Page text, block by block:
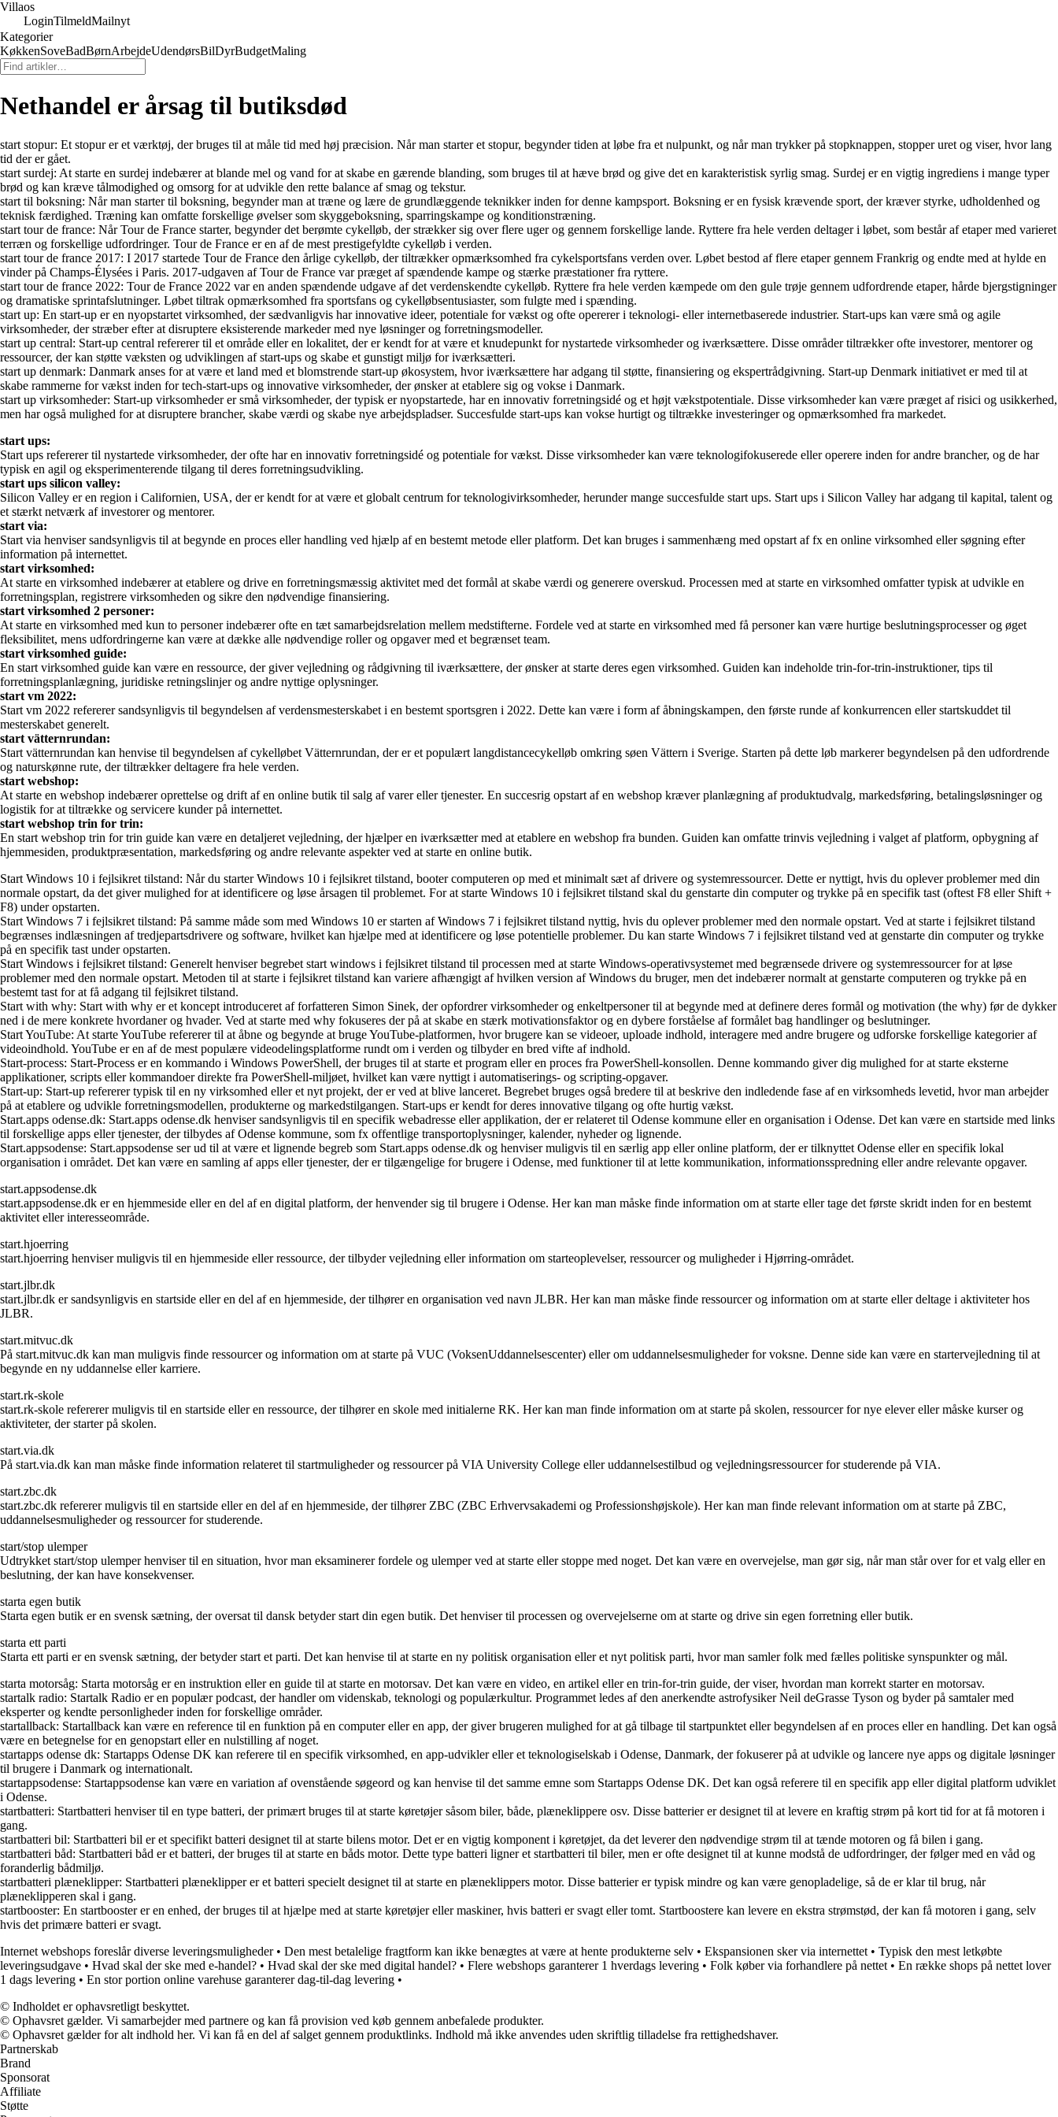
Villaos
LoginTilmeldMailnyt
Kategorier
KøkkenSoveBadBørnArbejdeUdendørsBilDyrBudgetMaling
Nethandel er årsag til butiksdød
start stopur: Et stopur er et værktøj, der bruges til at måle tid med høj præcision. Når man starter et stopur, begynder tiden at løbe fra et nulpunkt, og når man trykker på stopknappen, stopper uret og viser, hvor lang
tid der er gået.
start surdej: At starte en surdej indebærer at blande mel og vand for at skabe en gærende blanding, som bruges til at hæve brød og give det en karakteristisk syrlig smag. Surdej er en vigtig ingrediens i mange typer
brød og kan kræve tålmodighed og omsorg for at udvikle den rette balance af smag og tekstur.
start til boksning: Når man starter til boksning, begynder man at træne og lære de grundlæggende teknikker inden for denne kampsport. Boksning er en fysisk krævende sport, der kræver styrke, udholdenhed og
teknisk færdighed. Træning kan omfatte forskellige øvelser som skyggeboksning, sparringskampe og konditionstræning.
start tour de france: Når Tour de France starter, begynder det berømte cykelløb, der strækker sig over flere uger og gennem forskellige lande. Ryttere fra hele verden deltager i løbet, som består af etaper med varieret
terræn og forskellige udfordringer. Tour de France er en af de mest prestigefyldte cykelløb i verden.
start tour de france 2017: I 2017 startede Tour de France den årlige cykelløb, der tiltrækker opmærksomhed fra cykelsportsfans verden over. Løbet bestod af flere etaper gennem Frankrig og endte med at hylde en
vinder på Champs-Élysées i Paris. 2017-udgaven af Tour de France var præget af spændende kampe og stærke præstationer fra ryttere.
start tour de france 2022: Tour de France 2022 var en anden spændende udgave af det verdenskendte cykelløb. Ryttere fra hele verden kæmpede om den gule trøje gennem udfordrende etaper, hårde bjergstigninger
og dramatiske sprintafslutninger. Løbet tiltrak opmærksomhed fra sportsfans og cykelløbsentusiaster, som fulgte med i spænding.
start up: En start-up er en nyopstartet virksomhed, der sædvanligvis har innovative ideer, potentiale for vækst og ofte opererer i teknologi- eller internetbaserede industrier. Start-ups kan være små og agile
virksomheder, der stræber efter at disruptere eksisterende markeder med nye løsninger og forretningsmodeller.
start up central: Start-up central refererer til et område eller en lokalitet, der er kendt for at være et knudepunkt for nystartede virksomheder og iværksættere. Disse områder tiltrækker ofte investorer, mentorer og
ressourcer, der kan støtte væksten og udviklingen af start-ups og skabe et gunstigt miljø for iværksætteri.
start up denmark: Danmark anses for at være et land med et blomstrende start-up økosystem, hvor iværksættere har adgang til støtte, finansiering og ekspertrådgivning. Start-up Denmark initiativet er med til at
skabe rammerne for vækst inden for tech-start-ups og innovative virksomheder, der ønsker at etablere sig og vokse i Danmark.
start up virksomheder: Start-up virksomheder er små virksomheder, der typisk er nyopstartede, har en innovativ forretningsidé og et højt vækstpotentiale. Disse virksomheder kan være præget af risici og usikkerhed,
men har også mulighed for at disruptere brancher, skabe værdi og skabe nye arbejdspladser. Succesfulde start-ups kan vokse hurtigt og tiltrække investeringer og opmærksomhed fra markedet.
start ups:
Start ups refererer til nystartede virksomheder, der ofte har en innovativ forretningsidé og potentiale for vækst. Disse virksomheder kan være teknologifokuserede eller operere inden for andre brancher, og de har
typisk en agil og eksperimenterende tilgang til deres forretningsudvikling.
start ups silicon valley:
Silicon Valley er en region i Californien, USA, der er kendt for at være et globalt centrum for teknologivirksomheder, herunder mange succesfulde start ups. Start ups i Silicon Valley har adgang til kapital, talent og
et stærkt netværk af investorer og mentorer.
start via:
Start via henviser sandsynligvis til at begynde en proces eller handling ved hjælp af en bestemt metode eller platform. Det kan bruges i sammenhæng med opstart af fx en online virksomhed eller søgning efter
information på internettet.
start virksomhed:
At starte en virksomhed indebærer at etablere og drive en forretningsmæssig aktivitet med det formål at skabe værdi og generere overskud. Processen med at starte en virksomhed omfatter typisk at udvikle en
forretningsplan, registrere virksomheden og sikre den nødvendige finansiering.
start virksomhed 2 personer:
At starte en virksomhed med kun to personer indebærer ofte en tæt samarbejdsrelation mellem medstifterne. Fordele ved at starte en virksomhed med få personer kan være hurtige beslutningsprocesser og øget
fleksibilitet, mens udfordringerne kan være at dække alle nødvendige roller og opgaver med et begrænset team.
start virksomhed guide:
En start virksomhed guide kan være en ressource, der giver vejledning og rådgivning til iværksættere, der ønsker at starte deres egen virksomhed. Guiden kan indeholde trin-for-trin-instruktioner, tips til
forretningsplanlægning, juridiske retningslinjer og andre nyttige oplysninger.
start vm 2022:
Start vm 2022 refererer sandsynligvis til begyndelsen af verdensmesterskabet i en bestemt sportsgren i 2022. Dette kan være i form af åbningskampen, den første runde af konkurrencen eller startskuddet til
mesterskabet generelt.
start vätternrundan:
Start vätternrundan kan henvise til begyndelsen af cykelløbet Vätternrundan, der er et populært langdistancecykelløb omkring søen Vättern i Sverige. Starten på dette løb markerer begyndelsen på den udfordrende
og naturskønne rute, der tiltrækker deltagere fra hele verden.
start webshop:
At starte en webshop indebærer oprettelse og drift af en online butik til salg af varer eller tjenester. En succesrig opstart af en webshop kræver planlægning af produktudvalg, markedsføring, betalingsløsninger og
logistik for at tiltrække og servicere kunder på internettet.
start webshop trin for trin:
En start webshop trin for trin guide kan være en detaljeret vejledning, der hjælper en iværksætter med at etablere en webshop fra bunden. Guiden kan omfatte trinvis vejledning i valget af platform, opbygning af
hjemmesiden, produktpræsentation, markedsføring og andre relevante aspekter ved at starte en online butik.
Start Windows 10 i fejlsikret tilstand: Når du starter Windows 10 i fejlsikret tilstand, booter computeren op med et minimalt sæt af drivere og systemressourcer. Dette er nyttigt, hvis du oplever problemer med din
normale opstart, da det giver mulighed for at identificere og løse årsagen til problemet. For at starte Windows 10 i fejlsikret tilstand skal du genstarte din computer og trykke på en specifik tast (oftest F8 eller Shift +
F8) under opstarten.
Start Windows 7 i fejlsikret tilstand: På samme måde som med Windows 10 er starten af Windows 7 i fejlsikret tilstand nyttig, hvis du oplever problemer med den normale opstart. Ved at starte i fejlsikret tilstand
begrænses indlæsningen af tredjepartsdrivere og software, hvilket kan hjælpe med at identificere og løse potentielle problemer. Du kan starte Windows 7 i fejlsikret tilstand ved at genstarte din computer og trykke
på en specifik tast under opstarten.
Start Windows i fejlsikret tilstand: Generelt henviser begrebet start windows i fejlsikret tilstand til processen med at starte Windows-operativsystemet med begrænsede drivere og systemressourcer for at løse
problemer med den normale opstart. Metoden til at starte i fejlsikret tilstand kan variere afhængigt af hvilken version af Windows du bruger, men det indebærer normalt at genstarte computeren og trykke på en
bestemt tast for at få adgang til fejlsikret tilstand.
Start with why: Start with why er et koncept introduceret af forfatteren Simon Sinek, der opfordrer virksomheder og enkeltpersoner til at begynde med at definere deres formål og motivation (the why) før de dykker
ned i de mere konkrete hvordaner og hvader. Ved at starte med why fokuseres der på at skabe en stærk motivationsfaktor og en dybere forståelse af formålet bag handlinger og beslutninger.
Start YouTube: At starte YouTube refererer til at åbne og begynde at bruge YouTube-platformen, hvor brugere kan se videoer, uploade indhold, interagere med andre brugere og udforske forskellige kategorier af
videoindhold. YouTube er en af de mest populære videodelingsplatforme rundt om i verden og tilbyder en bred vifte af indhold.
Start-process: Start-Process er en kommando i Windows PowerShell, der bruges til at starte et program eller en proces fra PowerShell-konsollen. Denne kommando giver dig mulighed for at starte eksterne
applikationer, scripts eller kommandoer direkte fra PowerShell-miljøet, hvilket kan være nyttigt i automatiserings- og scripting-opgaver.
Start-up: Start-up refererer typisk til en ny virksomhed eller et nyt projekt, der er ved at blive lanceret. Begrebet bruges også bredere til at beskrive den indledende fase af en virksomheds levetid, hvor man arbejder
på at etablere og udvikle forretningsmodellen, produkterne og markedstilgangen. Start-ups er kendt for deres innovative tilgang og ofte hurtig vækst.
Start.apps odense.dk: Start.apps odense.dk henviser sandsynligvis til en specifik webadresse eller applikation, der er relateret til Odense kommune eller en organisation i Odense. Det kan være en startside med links
til forskellige apps eller tjenester, der tilbydes af Odense kommune, som fx offentlige transportoplysninger, kalender, nyheder og lignende.
Start.appsodense: Start.appsodense ser ud til at være et lignende begreb som Start.apps odense.dk og henviser muligvis til en særlig app eller online platform, der er tilknyttet Odense eller en specifik lokal
organisation i området. Det kan være en samling af apps eller tjenester, der er tilgængelige for brugere i Odense, med funktioner til at lette kommunikation, informationsspredning eller andre relevante opgaver.
start.appsodense.dk
start.appsodense.dk er en hjemmeside eller en del af en digital platform, der henvender sig til brugere i Odense. Her kan man måske finde information om at starte eller tage det første skridt inden for en bestemt
aktivitet eller interesseområde.
start.hjoerring
start.hjoerring henviser muligvis til en hjemmeside eller ressource, der tilbyder vejledning eller information om starteoplevelser, ressourcer og muligheder i Hjørring-området.
start.jlbr.dk
start.jlbr.dk er sandsynligvis en startside eller en del af en hjemmeside, der tilhører en organisation ved navn JLBR. Her kan man måske finde ressourcer og information om at starte eller deltage i aktiviteter hos
JLBR.
start.mitvuc.dk
På start.mitvuc.dk kan man muligvis finde ressourcer og information om at starte på VUC (VoksenUddannelsescenter) eller om uddannelsesmuligheder for voksne. Denne side kan være en startervejledning til at
begynde en ny uddannelse eller karriere.
start.rk-skole
start.rk-skole refererer muligvis til en startside eller en ressource, der tilhører en skole med initialerne RK. Her kan man finde information om at starte på skolen, ressourcer for nye elever eller måske kurser og
aktiviteter, der starter på skolen.
start.via.dk
På start.via.dk kan man måske finde information relateret til startmuligheder og ressourcer på VIA University College eller uddannelsestilbud og vejledningsressourcer for studerende på VIA.
start.zbc.dk
start.zbc.dk refererer muligvis til en startside eller en del af en hjemmeside, der tilhører ZBC (ZBC Erhvervsakademi og Professionshøjskole). Her kan man finde relevant information om at starte på ZBC,
uddannelsesmuligheder og ressourcer for studerende.
start/stop ulemper
Udtrykket start/stop ulemper henviser til en situation, hvor man eksaminerer fordele og ulemper ved at starte eller stoppe med noget. Det kan være en overvejelse, man gør sig, når man står over for et valg eller en
beslutning, der kan have konsekvenser.
starta egen butik
Starta egen butik er en svensk sætning, der oversat til dansk betyder start din egen butik. Det henviser til processen og overvejelserne om at starte og drive sin egen forretning eller butik.
starta ett parti
Starta ett parti er en svensk sætning, der betyder start et parti. Det kan henvise til at starte en ny politisk organisation eller et nyt politisk parti, hvor man samler folk med fælles politiske synspunkter og mål.
starta motorsåg: Starta motorsåg er en instruktion eller en guide til at starte en motorsav. Det kan være en video, en artikel eller en trin-for-trin guide, der viser, hvordan man korrekt starter en motorsav.
startalk radio: Startalk Radio er en populær podcast, der handler om videnskab, teknologi og populærkultur. Programmet ledes af den anerkendte astrofysiker Neil deGrasse Tyson og byder på samtaler med
eksperter og kendte personligheder inden for forskellige områder.
startallback: Startallback kan være en reference til en funktion på en computer eller en app, der giver brugeren mulighed for at gå tilbage til startpunktet eller begyndelsen af en proces eller en handling. Det kan også
være en betegnelse for en genopstart eller en nulstilling af noget.
startapps odense dk: Startapps Odense DK kan referere til en specifik virksomhed, en app-udvikler eller et teknologiselskab i Odense, Danmark, der fokuserer på at udvikle og lancere nye apps og digitale løsninger
til brugere i Danmark og internationalt.
startappsodense: Startappsodense kan være en variation af ovenstående søgeord og kan henvise til det samme emne som Startapps Odense DK. Det kan også referere til en specifik app eller digital platform udviklet
i Odense.
startbatteri: Startbatteri henviser til en type batteri, der primært bruges til at starte køretøjer såsom biler, både, plæneklippere osv. Disse batterier er designet til at levere en kraftig strøm på kort tid for at få motoren i
gang.
startbatteri bil: Startbatteri bil er et specifikt batteri designet til at starte bilens motor. Det er en vigtig komponent i køretøjet, da det leverer den nødvendige strøm til at tænde motoren og få bilen i gang.
startbatteri båd: Startbatteri båd er et batteri, der bruges til at starte en båds motor. Dette type batteri ligner et startbatteri til biler, men er ofte designet til at kunne modstå de udfordringer, der følger med en våd og
foranderlig bådmiljø.
startbatteri plæneklipper: Startbatteri plæneklipper er et batteri specielt designet til at starte en plæneklippers motor. Disse batterier er typisk mindre og kan være genopladelige, så de er klar til brug, når
plæneklipperen skal i gang.
startbooster: En startbooster er en enhed, der bruges til at hjælpe med at starte køretøjer eller maskiner, hvis batteri er svagt eller tomt. Startboostere kan levere en ekstra strømstød, der kan få motoren i gang, selv
hvis det primære batteri er svagt.
Internet webshops foreslår diverse leveringsmuligheder• Den mest betalelige fragtform kan ikke benægtes at være at hente produkterne selv • Ekspansionen sker via internettet • Typisk den mest letkøbte
leveringsudgave • Hvad skal der ske med e-handel? • Hvad skal der ske med digital handel? • Flere webshops garanterer 1 hverdags levering • Folk køber via forhandlere på nettet • En række shops på nettet lover
1 dags levering • En stor portion online varehuse garanterer dag-til-dag levering •
© Indholdet er ophavsretligt beskyttet.
© Ophavsret gælder. Vi samarbejder med partnere og kan få provision ved køb gennem anbefalede produkter.
© Ophavsret gælder for alt indhold her. Vi kan få en del af salget gennem produktlinks. Indhold må ikke anvendes uden skriftlig tilladelse fra rettighedshaver.
Partnerskab
Brand
Sponsorat
Affiliate
Støtte